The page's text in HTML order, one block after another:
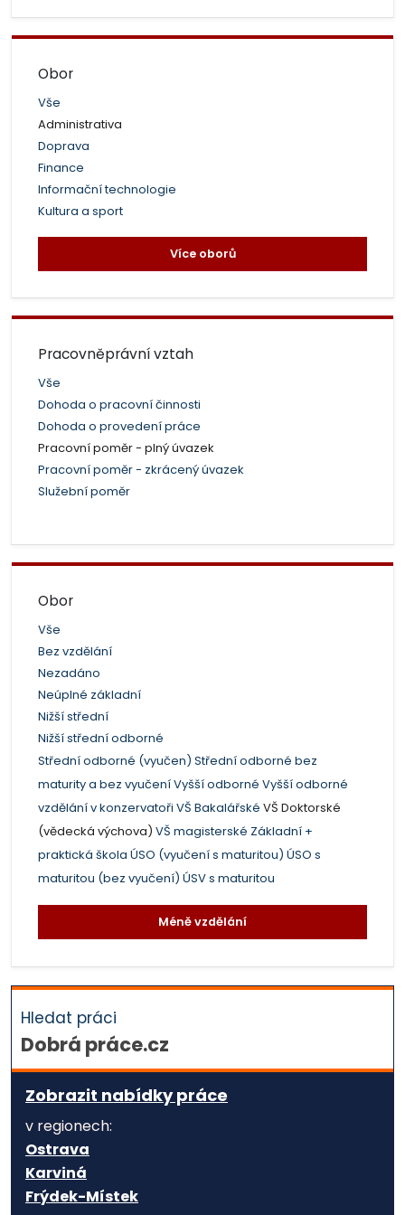
Obor
Vše
Administrativa
Doprava
Finance
Informační technologie
Kultura a sport
Více oborů
Pracovněprávní vztah
Vše
Dohoda o pracovní činnosti
Dohoda o provedení práce
Pracovní poměr - plný úvazek
Pracovní poměr - zkrácený úvazek
Služební poměr
Obor
Vše
Bez vzdělání
Nezadáno
Neúplné základní
Nižší střední
Nižší střední odborné
Střední odborné (vyučen) Střední odborné bez
maturity a bez vyučeníVyšší odborné Vyšší odborné
vzdělání v konzervatoři VŠ Bakalářské VŠ Doktorské
(vědecká výchova) VŠ magisterské Základní +
praktická škola ÚSO (vyučení s maturitou) ÚSO s
maturitou (bez vyučení) ÚSV s maturitou
Méně vzdělání
Hledat práci
Dobrá práce.cz
Zobrazit nabídky práce
v regionech:
Ostrava
Karviná
Frýdek-Místek